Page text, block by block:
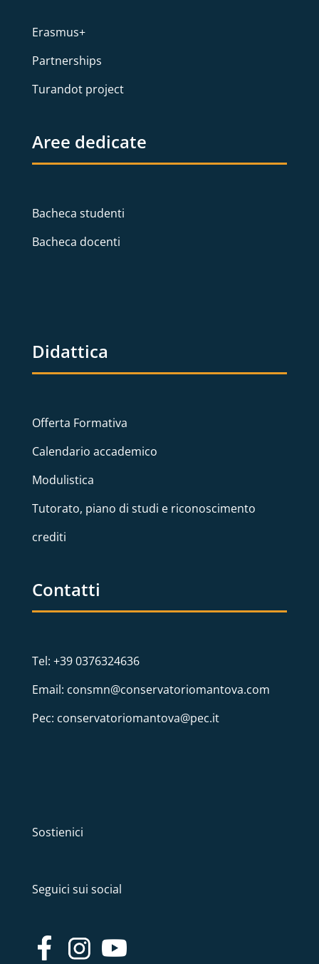
Erasmus+
Partnerships
Turandot project
Aree dedicate
Bacheca studenti
Bacheca docenti
Didattica
Offerta Formativa
Calendario accademico
Modulistica
Tutorato, piano di studi e riconoscimento
crediti
Contatti
Tel: +39 0376324636
Email: consmn@conservatoriomantova.com
Pec: conservatoriomantova@pec.it
Sostienici
Seguici sui social